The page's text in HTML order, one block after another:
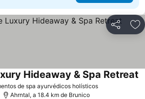
Partilhar
de spa ayurvédicos holísticosVer preços
Hideaway & Spa Retreat
Ahrntal, a 18.4 km de Brunico